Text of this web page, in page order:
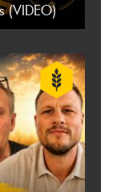
(VIDEO)